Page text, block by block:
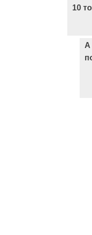
10
А